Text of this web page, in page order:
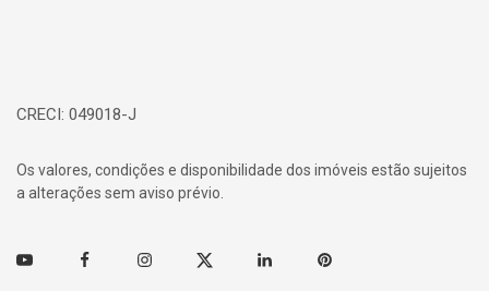
CRECI: 049018-J
Os valores, condições e disponibilidade dos imóveis estão sujeitos
a alterações sem aviso prévio.
Youtube FacebookInstagramTwitter Linkedin Pinterest